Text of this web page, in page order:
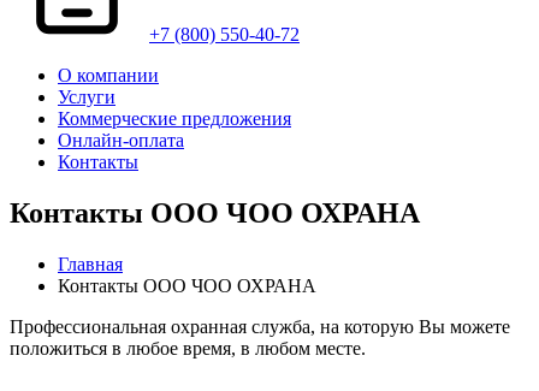
+7 (800) 550-40-72
О компании
Услуги
Коммерческие предложения
Онлайн-оплата
Контакты
Контакты ООО ЧОО ОХРАНА
Главная
Контакты ООО ЧОО ОХРАНА
Профессиональная охранная служба, на которую Вы можете
положиться в любое время, в любом месте.